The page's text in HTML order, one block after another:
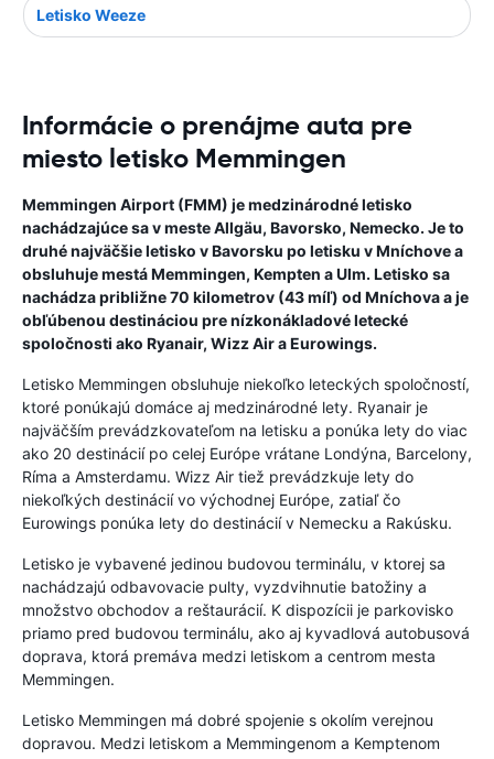
Letisko Weeze
Informácie o prenájme auta pre
miesto letisko Memmingen
Memmingen Airport (FMM) je medzinárodné letisko
nachádzajúce sa v meste Allgäu, Bavorsko, Nemecko. Je to
druhé najväčšie letisko v Bavorsku po letisku v Mníchove a
obsluhuje mestá Memmingen, Kempten a Ulm. Letisko sa
nachádza približne 70 kilometrov (43 míľ) od Mníchova a je
obľúbenou destináciou pre nízkonákladové letecké
spoločnosti ako Ryanair, Wizz Air a Eurowings.
Letisko Memmingen obsluhuje niekoľko leteckých spoločností,
ktoré ponúkajú domáce aj medzinárodné lety. Ryanair je
najväčším prevádzkovateľom na letisku a ponúka lety do viac
ako 20 destinácií po celej Európe vrátane Londýna, Barcelony,
Ríma a Amsterdamu. Wizz Air tiež prevádzkuje lety do
niekoľkých destinácií vo východnej Európe, zatiaľ čo
Eurowings ponúka lety do destinácií v Nemecku a Rakúsku.
Letisko je vybavené jedinou budovou terminálu, v ktorej sa
nachádzajú odbavovacie pulty, vyzdvihnutie batožiny a
množstvo obchodov a reštaurácií. K dispozícii je parkovisko
priamo pred budovou terminálu, ako aj kyvadlová autobusová
doprava, ktorá premáva medzi letiskom a centrom mesta
Memmingen.
Letisko Memmingen má dobré spojenie s okolím verejnou
dopravou. Medzi letiskom a Memmingenom a Kemptenom